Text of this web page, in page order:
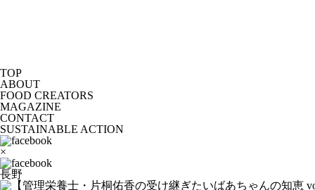
TOP
ABOUT
FOOD CREATORS
MAGAZINE
CONTACT
SUSTAINABLE ACTION
×
長野